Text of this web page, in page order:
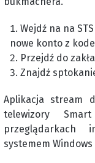
Wejdź na na
nowe konto z
Przejdź do
Znajdź
Aplikacja stream
telewizory
przeglądarkach
systemem Windows